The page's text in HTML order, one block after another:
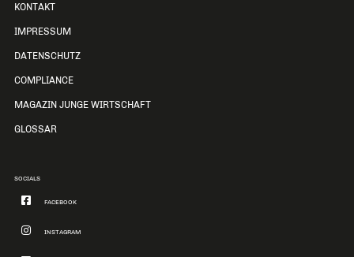
KONTAKT
IMPRESSUM
DATENSCHUTZ
COMPLIANCE
MAGAZIN JUNGE WIRTSCHAFT
GLOSSAR
SOCIALS
FACEBOOK
INSTAGRAM